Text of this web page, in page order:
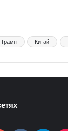
Трамп Китай